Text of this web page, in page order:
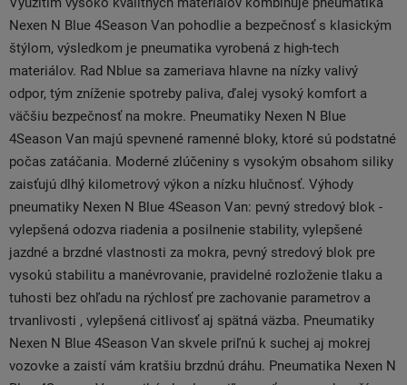
Nexen N Blue 4Season Van pohodlie a bezpečnosť s klasickým
štýlom, výsledkom je pneumatika vyrobená z high-tech
materiálov. Rad Nblue sa zameriava hlavne na nízky valivý
odpor, tým zníženie spotreby paliva, ďalej vysoký komfort a
väčšiu bezpečnosť na mokre. Pneumatiky Nexen N Blue
4Season Van majú spevnené ramenné bloky, ktoré sú podstatné
počas zatáčania. Moderné zlúčeniny s vysokým obsahom siliky
zaisťujú dlhý kilometrový výkon a nízku hlučnosť. Výhody
pneumatiky Nexen N Blue 4Season Van: pevný stredový blok -
vylepšená odozva riadenia a posilnenie stability, vylepšené
jazdné a brzdné vlastnosti za mokra, pevný stredový blok pre
vysokú stabilitu a manévrovanie, pravidelné rozloženie tlaku a
tuhosti bez ohľadu na rýchlosť pre zachovanie parametrov a
trvanlivosti , vylepšená citlivosť aj spätná väzba. Pneumatiky
Nexen N Blue 4Season Van skvele priľnú k suchej aj mokrej
vozovke a zaistí vám kratšiu brzdnú dráhu. Pneumatika Nexen N